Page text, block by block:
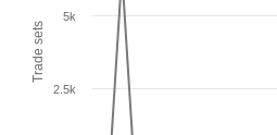
Trade sets
2.5k
5k